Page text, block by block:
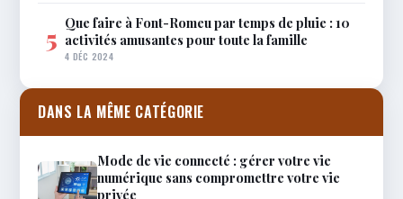
5 Que faire à Font-Romeu par temps de pluie : 10
activités amusantes pour toute la famille
4 DÉC 2024
DANS LA MÊME CATÉGORIE
Mode de vie connecté : gérer votre vie
numérique sans compromettre votre vie
privée